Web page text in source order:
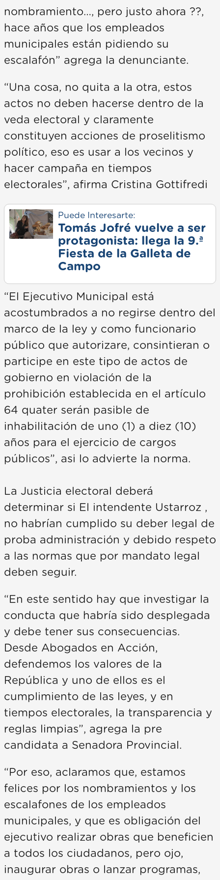
nombramiento…, pero justo ahora ??,
hace años que los empleados
municipales están pidiendo su
escalafón” agrega la denunciante.
“Una cosa, no quita a la otra, estos
actos no deben hacerse dentro de la
veda electoral y claramente
constituyen acciones de proselitismo
político, eso es usar a los vecinos y
hacer campaña en tiempos
electorales”, afirma Cristina Gottifredi
Puede Interesarte:
Tomás Jofré vuelve a ser
protagonista: llega la 9.ª
Fiesta de la Galleta de
Campo
“El Ejecutivo Municipal está
acostumbrados a no regirse dentro del
marco de la ley y como funcionario
público que autorizare, consintieran o
participe en este tipo de actos de
gobierno en violación de la
prohibición establecida en el artículo
64 quater serán pasible de
inhabilitación de uno (1) a diez (10)
años para el ejercicio de cargos
públicos”, asi lo advierte la norma.
La Justicia electoral deberá
determinar si El intendente Ustarroz ,
no habrían cumplido su deber legal de
proba administración y debido respeto
a las normas que por mandato legal
deben seguir.
“En este sentido hay que investigar la
conducta que habría sido desplegada
y debe tener sus consecuencias.
Desde Abogados en Acción,
defendemos los valores de la
República y uno de ellos es el
cumplimiento de las leyes, y en
tiempos electorales, la transparencia y
reglas limpias”, agrega la pre
candidata a Senadora Provincial.
“Por eso, aclaramos que, estamos
felices por los nombramientos y los
escalafones de los empleados
municipales, y que es obligación del
ejecutivo realizar obras que beneficien
a todos los ciudadanos, pero ojo,
inaugurar obras o lanzar programas,